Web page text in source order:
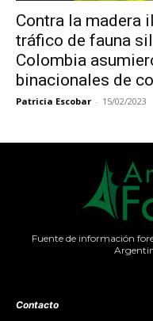
Contra la madera
tráfico de fauna
Colombia
binacionales de
Patricia Escobar - 15/02/2023
Fuente de información
Contacto